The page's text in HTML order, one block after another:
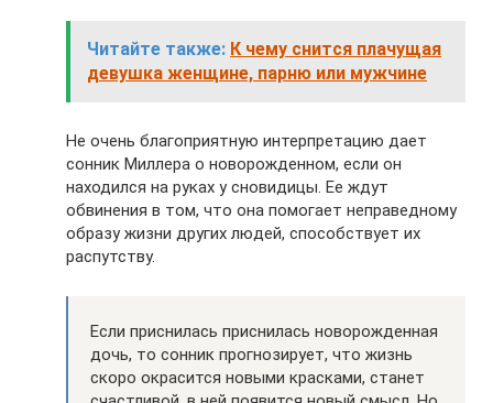
Читайте также: К чему снится плачущая
девушка женщине, парню или мужчине
Не очень благоприятную интерпретацию дает
сонник Миллера о новорожденном, если он
находился на руках у сновидицы. Ее ждут
обвинения в том, что она помогает неправедному
образу жизни других людей, способствует их
распутству.
Если приснилась приснилась новорожденная
дочь, то сонник прогнозирует, что жизнь
скоро окрасится новыми красками, станет